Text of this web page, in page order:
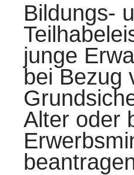
Bildungs-
junge
bei Bezug
Alter oder